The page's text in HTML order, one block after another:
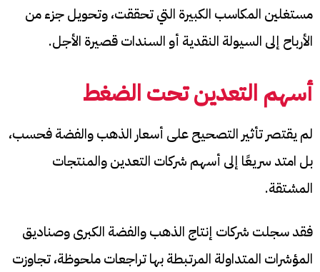
مستغلين المكاسب الكبيرة التي تحققت، وتحويل جزء من
الأرباح إلى السيولة النقدية أو السندات قصيرة الأجل.
أسهم التعدين تحت الضغط
لم يقتصر تأثير التصحيح على أسعار الذهب والفضة فحسب،
بل امتد سريعًا إلى أسهم شركات التعدين والمنتجات
المشتقة.
فقد سجلت شركات إنتاج الذهب والفضة الكبرى وصناديق
المؤشرات المتداولة المرتبطة بها تراجعات ملحوظة، تجاوزت